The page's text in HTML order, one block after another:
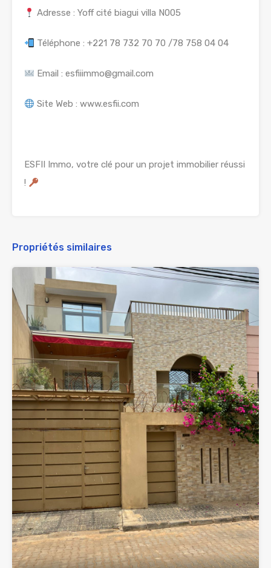
Adresse : Yoff cité biagui villa N005
Téléphone : +221 78 732 70 70 /78 758 04 04
Email : esfiiimmo@gmail.com
Site Web : www.esfii.com
ESFII Immo, votre clé pour un projet immobilier réussi
!
Propriétés similaires